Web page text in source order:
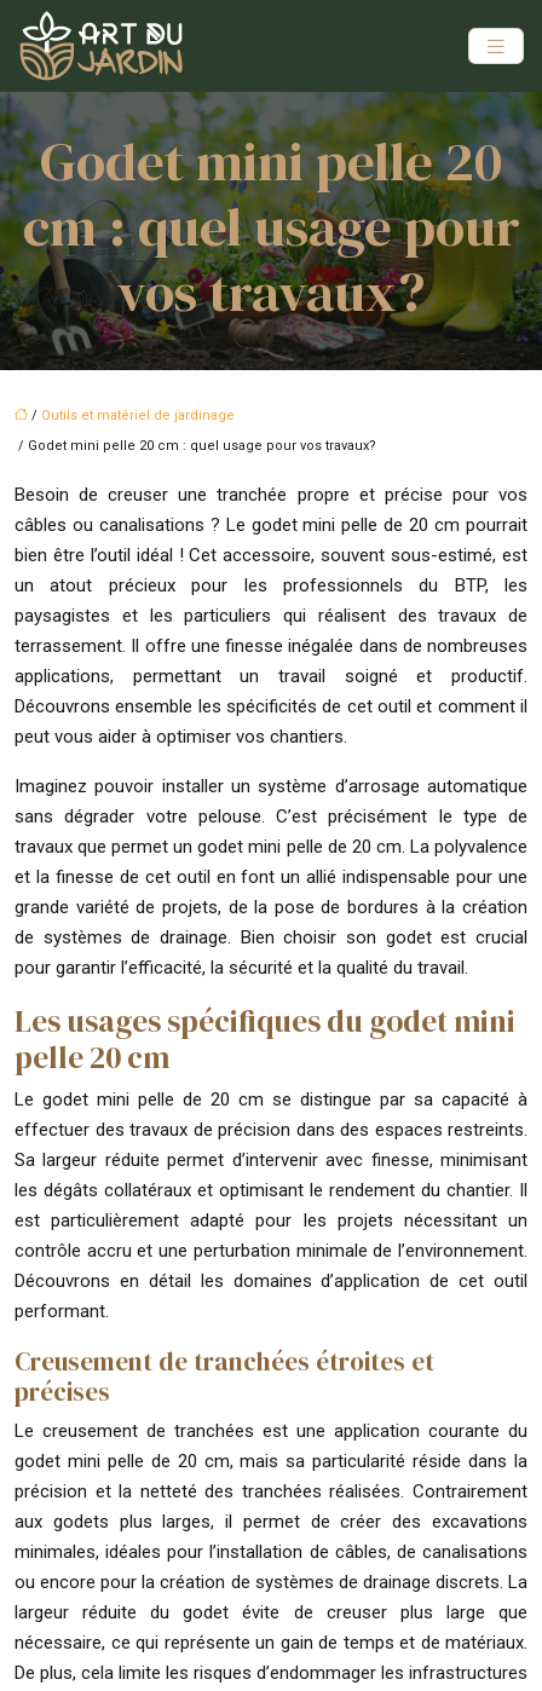
Godet mini pelle 20
cm : quel usage pour
vos travaux?
/ Outils et matériel de jardinage
/ Godet mini pelle 20 cm : quel usage pour vos travaux?
Besoin de creuser une tranchée propre et précise pour vos
câbles ou canalisations ? Le godet mini pelle de 20 cm pourrait
bien être l’outil idéal ! Cet accessoire, souvent sous-estimé, est
un atout précieux pour les professionnels du BTP, les
paysagistes et les particuliers qui réalisent des travaux de
terrassement. Il offre une finesse inégalée dans de nombreuses
applications, permettant un travail soigné et productif.
Découvrons ensemble les spécificités de cet outil et comment il
peut vous aider à optimiser vos chantiers.
Imaginez pouvoir installer un système d’arrosage automatique
sans dégrader votre pelouse. C’est précisément le type de
travaux que permet un godet mini pelle de 20 cm. La polyvalence
et la finesse de cet outil en font un allié indispensable pour une
grande variété de projets, de la pose de bordures à la création
de systèmes de drainage. Bien choisir son godet est crucial
pour garantir l’efficacité, la sécurité et la qualité du travail.
Les usages spécifiques du godet mini
pelle 20 cm
Le godet mini pelle de 20 cm se distingue par sa capacité à
effectuer des travaux de précision dans des espaces restreints.
Sa largeur réduite permet d’intervenir avec finesse, minimisant
les dégâts collatéraux et optimisant le rendement du chantier. Il
est particulièrement adapté pour les projets nécessitant un
contrôle accru et une perturbation minimale de l’environnement.
Découvrons en détail les domaines d’application de cet outil
performant.
Creusement de tranchées étroites et
précises
Le creusement de tranchées est une application courante du
godet mini pelle de 20 cm, mais sa particularité réside dans la
précision et la netteté des tranchées réalisées. Contrairement
aux godets plus larges, il permet de créer des excavations
minimales, idéales pour l’installation de câbles, de canalisations
ou encore pour la création de systèmes de drainage discrets. La
largeur réduite du godet évite de creuser plus large que
nécessaire, ce qui représente un gain de temps et de matériaux.
De plus, cela limite les risques d’endommager les infrastructures